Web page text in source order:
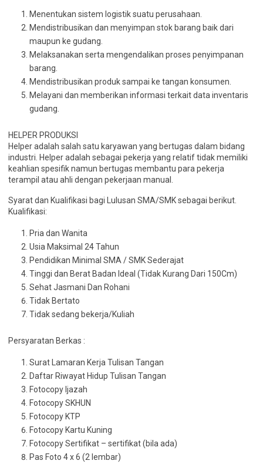
Menentukan sistem logistik suatu perusahaan.
Mendistribusikan dan menyimpan stok barang baik dari
maupun ke gudang.
Melaksanakan serta mengendalikan proses penyimpanan
barang.
Mendistribusikan produk sampai ke tangan konsumen.
Melayani dan memberikan informasi terkait data inventaris
gudang.
HELPER PRODUKSI
Helper adalah salah satu karyawan yang bertugas dalam bidang
industri. Helper adalah sebagai pekerja yang relatif tidak memiliki
keahlian spesifik namun bertugas membantu para pekerja
terampil atau ahli dengan pekerjaan manual.
Syarat dan Kualifikasi bagi Lulusan SMA/SMK sebagai berikut.
Kualifikasi:
Pria dan Wanita
Usia Maksimal 24 Tahun
Pendidikan Minimal SMA / SMK Sederajat
Tinggi dan Berat Badan Ideal (Tidak Kurang Dari 150Cm)
Sehat Jasmani Dan Rohani
Tidak Bertato
Tidak sedang bekerja/Kuliah
Persyaratan Berkas :
Surat Lamaran Kerja Tulisan Tangan
Daftar Riwayat Hidup Tulisan Tangan
Fotocopy Ijazah
Fotocopy SKHUN
Fotocopy KTP
Fotocopy Kartu Kuning
Fotocopy Sertifikat – sertifikat (bila ada)
Pas Foto 4 x 6 (2 lembar)